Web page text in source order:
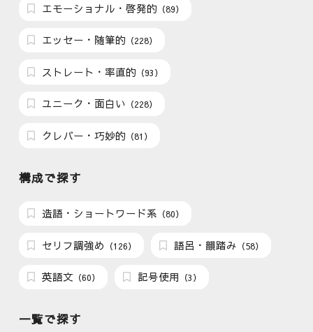
エモーショナル・啓発的 （89）
エッセー・随筆的 （228）
ストレート・率直的 （93）
ユニーク・面白い （228）
クレバー・巧妙的 （81）
構成で探す
造語・ショートワード系 （80）
セリフ調強め （126） 語呂・韻踏み （58）
英語文 （60） 記号使用 （3）
一覧で探す